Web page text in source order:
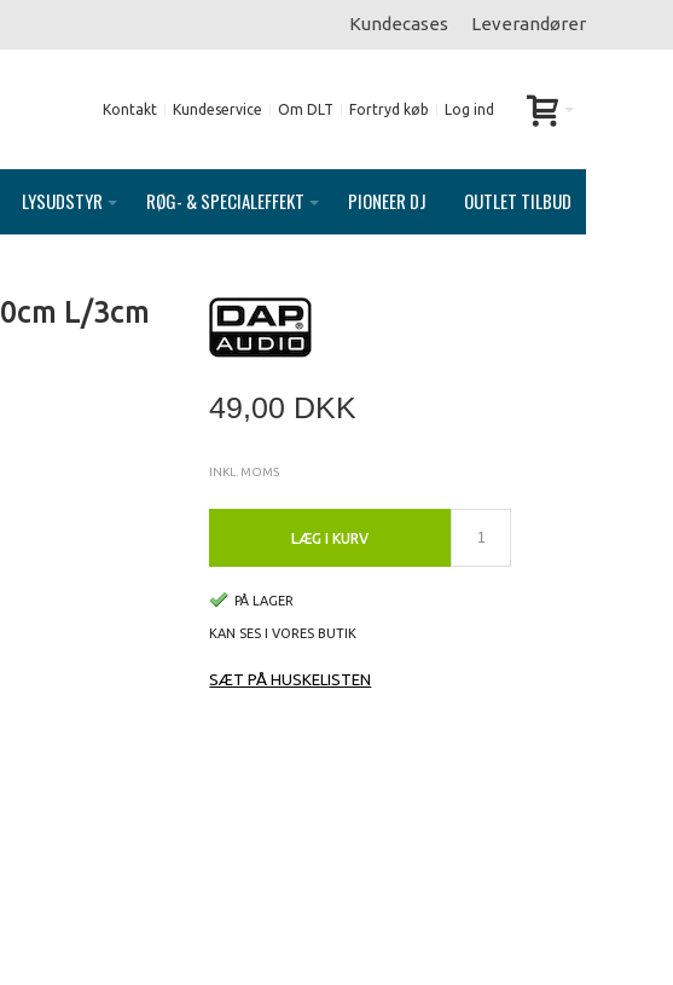
Kundecases Leverandører
Kontakt Kundeservice Om DLT Fortryd køb Log ind
LYSUDSTYR RØG- & SPECIALEFFEKT PIONEER DJ OUTLET TILBUD
L/3cm
49,00 DKK
INKL. MOMS
LÆG I KURV
PÅ LAGER
KAN SES I VORES BUTIK
SÆT PÅ HUSKELISTEN